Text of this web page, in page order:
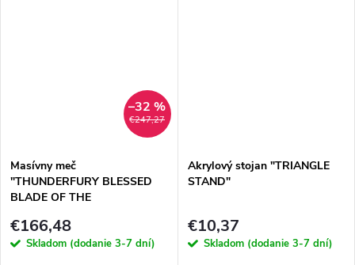
€247,27
–32 %
Masívny meč
"THUNDERFURY BLESSED
BLADE OF THE
Warcraft
€166,48
Skladom (dodanie 3-7 dní)
Akrylový stojan "TRIANGLE
STAND"
€10,37
Skladom (dodanie 3-7 dní)